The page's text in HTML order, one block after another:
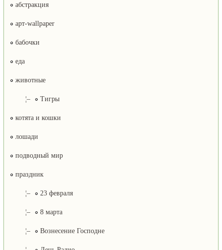
абстракция
арт-wallpaper
бабочки
еда
животные
¦– Тигры
котята и кошки
лошади
подводный мир
праздник
¦– 23 февраля
¦– 8 марта
¦– Вознесение Господне